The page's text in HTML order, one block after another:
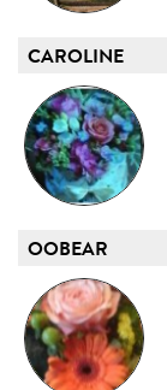
CAROLINE
OOBEAR